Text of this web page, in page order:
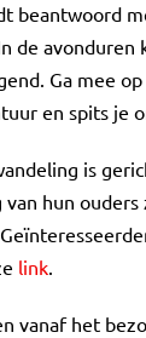
beantwoord
de avonduren
Ga mee
en spits je
is
hun ouders
link.
vanaf het